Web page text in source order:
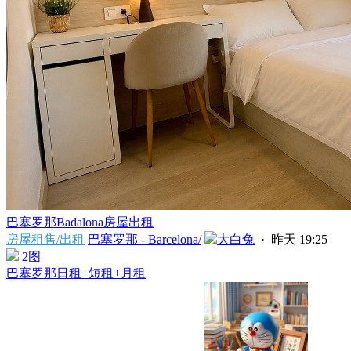
巴塞罗那Badalona房屋出租
房屋租售/出租 巴塞罗那 - Barcelona/ 大白兔 · 昨天 19:25
2图
巴塞罗那日租+短租+月租